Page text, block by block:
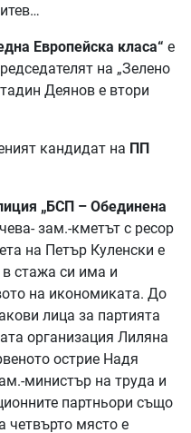
Европейска класа“ е
на „Зелено
Деянов е втори
кандидат на ПП
„БСП – Обединена
зам.-кметът с ресор
на Петър Куленски е
стажа си има и
на икономиката. До
лица за партията
организация Лиляна
острие Надя
министър на труда и
партньори също
четвърто място е